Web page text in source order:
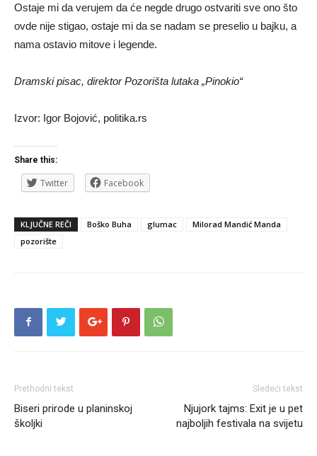
Ostaje mi da verujem da će negde drugo ostvariti sve ono što
ovde nije stigao, ostaje mi da se nadam se preselio u bajku, a
nama ostavio mitove i legende.
Dramski pisac, direktor Pozorišta lutaka „Pinokio“
Izvor: Igor Bojović, politika.rs
Share this:
Twitter Facebook
KLJUČNE REČI Boško Buha glumac
Milorad Mandić Manda
pozorište
Prethodni tekst
Biseri prirode u planinskoj
školjki
Sledeći tekst
Njujork tajms: Exit je u pet
najboljih festivala na svijetu